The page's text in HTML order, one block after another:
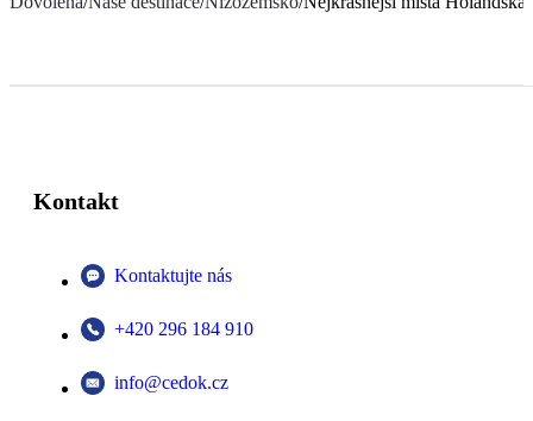
Kontakt
Kontaktujte nás
+420 296 184 910
info@cedok.cz